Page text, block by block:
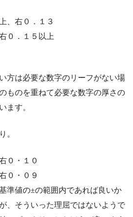
、右０．１３
０．１５以上
方は必要な数字のリーフがない場
ものを重ねて必要な数字の厚さの
ます。
。
０・１０
０・０９
準値の±の範囲内であれば良いか
、そういった理屈ではないようで